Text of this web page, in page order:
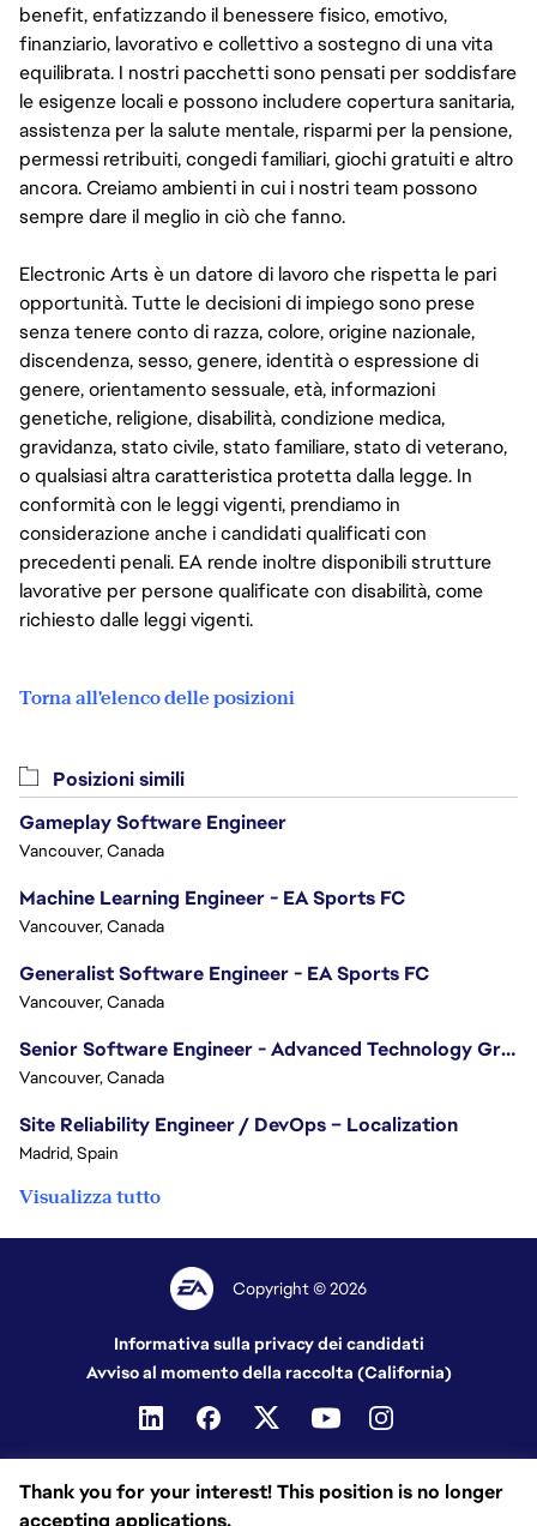
benefit, enfatizzando il benessere fisico, emotivo,
finanziario, lavorativo e collettivo a sostegno di una vita
equilibrata. I nostri pacchetti sono pensati per soddisfare
le esigenze locali e possono includere copertura sanitaria,
assistenza per la salute mentale, risparmi per la pensione,
permessi retribuiti, congedi familiari, giochi gratuiti e altro
ancora. Creiamo ambienti in cui i nostri team possono
sempre dare il meglio in ciò che fanno.
Electronic Arts è un datore di lavoro che rispetta le pari
opportunità. Tutte le decisioni di impiego sono prese
senza tenere conto di razza, colore, origine nazionale,
discendenza, sesso, genere, identità o espressione di
genere, orientamento sessuale, età, informazioni
genetiche, religione, disabilità, condizione medica,
gravidanza, stato civile, stato familiare, stato di veterano,
o qualsiasi altra caratteristica protetta dalla legge. In
conformità con le leggi vigenti, prendiamo in
considerazione anche i candidati qualificati con
precedenti penali. EA rende inoltre disponibili strutture
lavorative per persone qualificate con disabilità, come
richiesto dalle leggi vigenti.
Torna all'elenco delle posizioni
Thank you for your interest! This position is no longer
accepting applications.
Posizioni simili
Gameplay Software Engineer
Vancouver, Canada
Machine Learning Engineer - EA Sports FC
Vancouver, Canada
Generalist Software Engineer - EA Sports FC
Vancouver, Canada
Senior Software Engineer - Advanced Technology Group
Vancouver, Canada
Site Reliability Engineer / DevOps – Localization
Madrid, Spain
Visualizza tutto
Copyright © 2026
Informativa sulla privacy dei candidati
Avviso al momento della raccolta (California)